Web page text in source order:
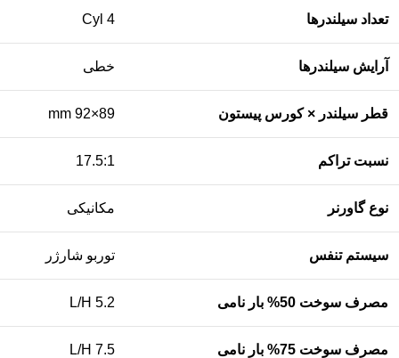
تعداد سیلندرها 4 Cyl
آرایش سیلندرها خطی
قطر سیلندر × کورس پیستون 89×92 mm
نسبت تراکم 17.5:1
نوع گاورنر مکانیکی
سیستم تنفس توربو شارژر
مصرف سوخت 50% بار نامی 5.2 L/H
مصرف سوخت 75% بار نامی 7.5 L/H